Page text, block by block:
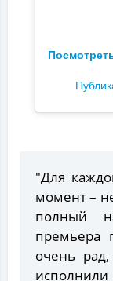
"Для
момент –
полный
премьера
очень